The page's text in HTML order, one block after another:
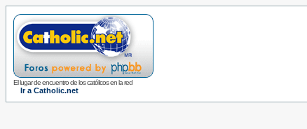
El lugar de encuentro de los católicos en la red
Ir a Catholic.net